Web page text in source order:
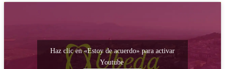
Haz clic en «Estoy de acuerdo» para activar
Youtube